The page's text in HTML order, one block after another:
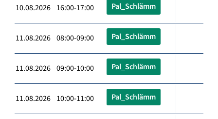
10.08.2026 16:00-17:00 Pal_Schlämm
11.08.2026 08:00-09:00 Pal_Schlämm
11.08.2026 09:00-10:00 Pal_Schlämm
11.08.2026 10:00-11:00 Pal_Schlämm